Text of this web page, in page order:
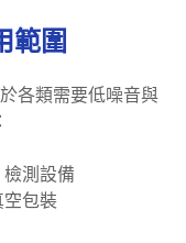
範圍
各類需要低噪音與
測設備
空包裝